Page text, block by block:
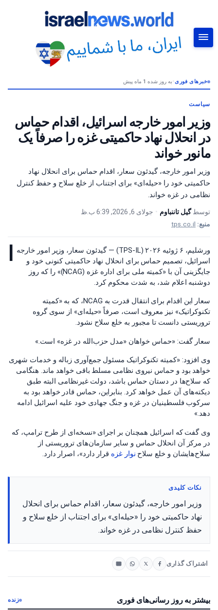
خبرهای فوری•به روز شده 1 ماه پیش
سیاست
وزیر امور خارجه اسرائیل، اقدام حماس
در انحلال نهاد حاکمیتی غزه را صرفاً یک
مانور خواند
وزیر امور خارجه، گیدئون سعار، اقدام حماس برای انحلال نهاد
حاکمیتی خود را «حیله‌ای» برای اجتناب از خلع سلاح و حفظ کنترل
نظامی در غزه خواند.
توسطگیل تاننباوم • جولای 6, 2026, 6:39 ب.ظ
منبع: tps.co.il
ورشلیم، ۶ ژوئیه ۲۰۲۶ (TPS-IL) — گیدئون سعار، وزیر امور خارجه
اسرائیل، تصمیم حماس برای انحلال نهاد حاکمیتی کنونی خود و
جایگزینی آن با «کمیته ملی برای اداره غزه (NCAG)» را که روز
دوشنبه اعلام شد، به شدت محکوم کرد.
سعار این اقدام برای انتقال قدرت به NCAG، که به «کمیته
تکنوکراتیک» نیز معروف است، صرفاً «حیله‌ای» از سوی گروه
تروریستی دانست تا مجبور به خلع سلاح نشود.
سعار گفت: «حماس خواهان «مدل حزب‌الله در غزه» است.»
وی افزود: «کمیته تکنوکراتیک مسئول جمع‌آوری زباله و خدمات شهری
خواهد بود و حماس نیروی نظامی مسلط باقی خواهد ماند. هنگامی
که سلاح‌ها در دستان حماس باشد، دولت غیرنظامی البته طبق
دیکته‌های آن عمل خواهد کرد. بنابراین، حماس قادر خواهد بود به
سرکوب فلسطینیان در غزه و جنگ جهادی خود علیه اسرائیل ادامه
دهد.»
وی گفت که اسرائیل همچنان بر اجرای «نسخه‌ای از طرح ترامپ، که
در مرکز آن انحلال حماس و سایر سازمان‌های تروریستی از
سلاح‌هایشان و خلع سلاح نوار غزه قرار دارد»، اصرار دارد.
نکات کلیدی
وزیر امور خارجه، گیدئون سعار، اقدام حماس برای انحلال
نهاد حاکمیتی خود را «حیله‌ای» برای اجتناب از خلع سلاح و
حفظ کنترل نظامی در غزه خواند.
اشتراک گذاری
بیشتر به روز رسانی‌های فوری زنده